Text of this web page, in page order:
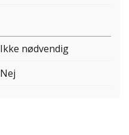
Ikke nødvendig
Nej